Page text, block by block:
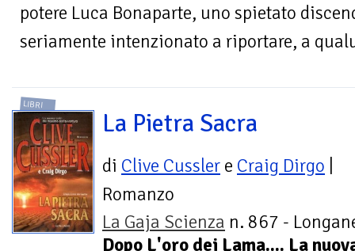
potere Luca Bonaparte, uno spietato
seriamente intenzionato a riportare, a
LIBRI
La Pietra Sacra
di Clive Cussler e Craig Dirgo
Romanzo
La Gaja Scienza n. 867 -
Dopo L'oro dei Lama.... La